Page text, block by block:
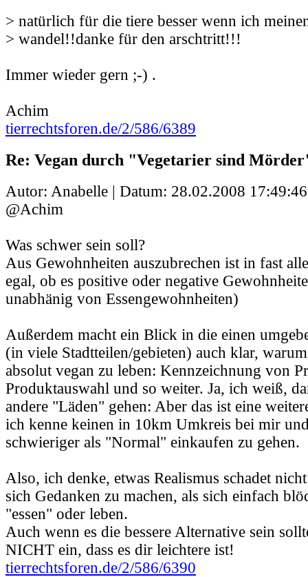
> natürlich für die tiere besser wenn ich
> wandel!!danke für den arschtritt!!!
Immer wieder gern ;-) .
Achim
tierrechtsforen.de/2/586/6389
Re: Vegan durch "Vegetarier sind
Autor: Anabelle | Datum: 28.02.2008 17:49:46
@Achim
Was schwer sein soll?
Aus Gewohnheiten auszubrechen ist in fast
egal, ob es positive oder negative
unabhänig von Essengewohnheiten)
Außerdem macht ein Blick in die einen
(in viele Stadtteilen/gebieten) auch klar,
absolut vegan zu leben: Kennzeichnung von
Produktauswahl und so weiter. Ja, ich weiß,
andere "Läden" gehen: Aber das ist eine
ich kenne keinen in 10km Umkreis bei mir
schwieriger als "Normal" einkaufen zu gehen.
Also, ich denke, etwas Realismus schadet
sich Gedanken zu machen, als sich einfach
"essen" oder leben.
Auch wenn es die bessere Alternative sein
NICHT ein, dass es dir leichtere ist!
tierrechtsforen.de/2/586/6390